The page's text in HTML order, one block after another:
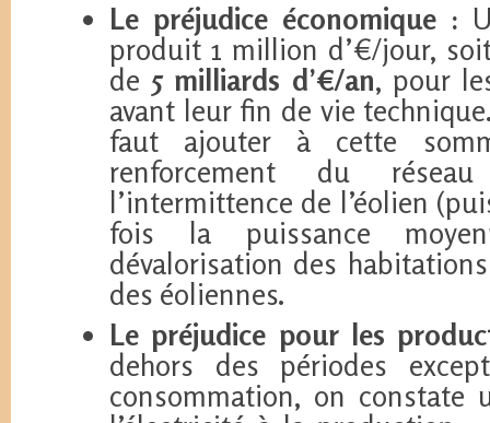
Le préjudice économique :
produit 1 million d’€/jour,
de 5 milliards d’€/an, pour
avant leur fin de vie
faut ajouter à cette
renforcement du
l’intermittence de l’éolien
fois la puissance
dévalorisation des
des éoliennes.
Le préjudice pour les
dehors des périodes
consommation, on constate